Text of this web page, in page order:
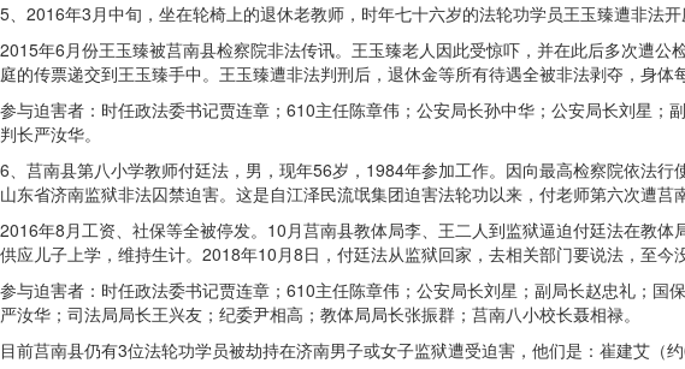
5、2016年3月中旬，坐在轮椅上的退休老教师，时年七十六岁的法轮功学员王玉臻遭非法
2015年6月份王玉臻被莒南县检察院非法传讯。王玉臻老人因此受惊吓，并在此后多次遭
庭的传票递交到王玉臻手中。王玉臻遭非法判刑后，退休金等所有待遇全被非法剥夺，身体
参与迫害者：时任政法委书记贾连章；610主任陈章伟；公安局长孙中华；公安局长刘星
判长严汝华。
6、莒南县第八小学教师付廷法，男，现年56岁，1984年参加工作。因向最高检察院依法
山东省济南监狱非法囚禁迫害。这是自江泽民流氓集团迫害法轮功以来，付老师第六次遭莒
2016年8月工资、社保等全被停发。10月莒南县教体局李、王二人到监狱逼迫付廷法在教
供应儿子上学，维持生计。2018年10月8日，付廷法从监狱回家，去相关部门要说法，至今
参与迫害者：时任政法委书记贾连章；610主任陈章伟；公安局长刘星；副局长赵忠礼；
严汝华；司法局局长王兴友；纪委尹相高；教体局局长张振群；莒南八小校长聂相禄。
目前莒南县仍有3位法轮功学员被劫持在济南男子或女子监狱遭受迫害，他们是：崔建艾